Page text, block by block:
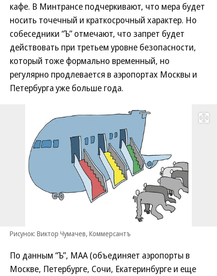
кафе. В Минтрансе подчеркивают, что мера будет
носить точечный и краткосрочный характер. Но
собеседники “Ъ” отмечают, что запрет будет
действовать при третьем уровне безопасности,
который тоже формально временный, но
регулярно продлевается в аэропортах Москвы и
Петербурга уже больше года.
Развернуть
Рисунок: Виктор Чумачев, Коммерсантъ
По данным “Ъ”, МАА (объединяет аэропорты в
Москве, Петербурге, Сочи, Екатеринбурге и еще